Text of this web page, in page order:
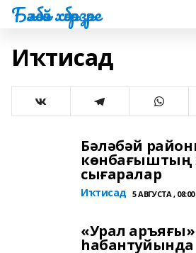
Бәләбәй хәбәрҙәре
Иҡтисад
Бәләбәй
көнбағыштың
сығаралар
Иҡтисад 5 АВГУСТА , 08:00
«Урал
һабантуйында